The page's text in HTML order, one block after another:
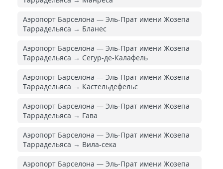
Аэропорт Барселона — Эль-Прат имени Жозепа
Таррадельяса → Бланес
Аэропорт Барселона — Эль-Прат имени Жозепа
Таррадельяса → Сегур-де-Калафель
Аэропорт Барселона — Эль-Прат имени Жозепа
Таррадельяса → Кастельдефельс
Аэропорт Барселона — Эль-Прат имени Жозепа
Таррадельяса → Гава
Аэропорт Барселона — Эль-Прат имени Жозепа
Таррадельяса → Вила-сека
Аэропорт Барселона — Эль-Прат имени Жозепа